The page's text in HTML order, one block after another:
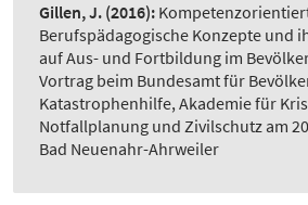
Gillen, J. (2016):
Berufspädagogische Konzepte und
auf Aus- und Fortbildung im
Vortrag beim Bundesamt für
Katastrophenhilfe, Akademie für
Notfallplanung und Zivilschutz am
Bad Neuenahr-Ahrweiler